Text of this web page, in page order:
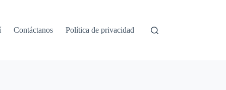
Contáctanos Política de privacidad